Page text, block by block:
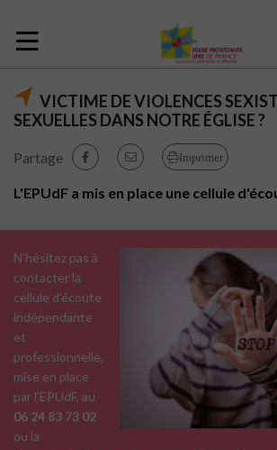
VICTIME DE VIOLENCES
SEXUELLES DANS NOTRE ÉGLISE ?
Partage Imprimer
L'EPUdF a mis en place une cellule
N’hésitez pas à
contacter la
cellule d’écoute
indépendante
et
professionnelle,
mise en place
par l’EPUdF, au
06 24 83 73 02
ou la